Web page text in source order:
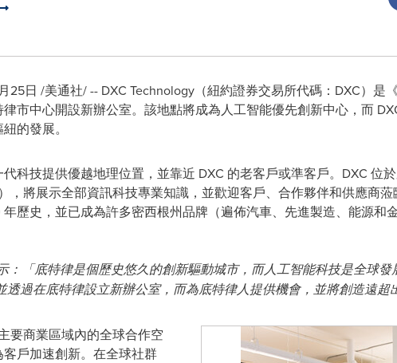
25日 /美通社/ -- DXC Technology（紐約證券交易所代碼：DXC）是
市中心開設新辦公室。該地點將成為人工智能優先創新中心，而
的發展。
科技提供優越地理位置，並靠近 DXC 的老客戶或準客戶。DXC 位
，將展示全部資訊科技專業知識，並歡迎客戶、合作夥伴和供應商
歷史，並已成為許多密西根州品牌（遍佈汽車、先進製造、能源和
：「底特律是個歷史悠久的創新驅動城市，而人工智能科技是全球
透過在底特律設立新辦公室，而為底特律人提供機會，並將創造遠超
要商業區域內的全球合作空
戶加速創新。在全球社群